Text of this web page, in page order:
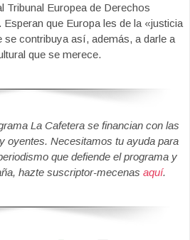
Tribunal Europea de Derechos
que Europa les de la «justicia
se contribuya así, además, a darle a
que se merece.
La Cafetera se financian con las
oyentes. Necesitamos tu ayuda para
que defiende el programa y
hazte suscriptor-mecenas aquí.